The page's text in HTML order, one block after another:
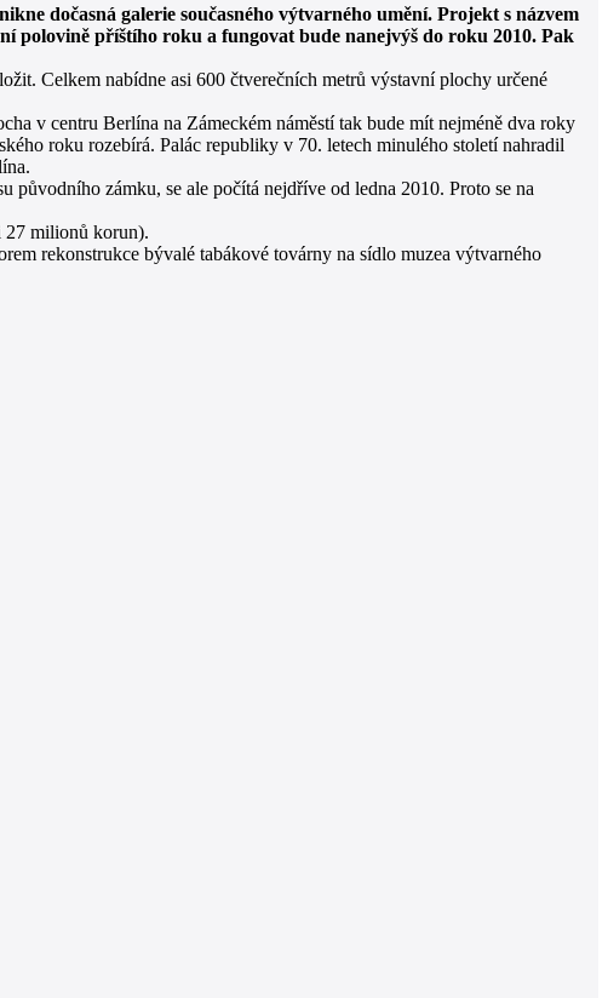
dočasná galerie současného výtvarného umění. Projekt s názvem
polovině příštího roku a fungovat bude nanejvýš do roku 2010. Pak
Celkem nabídne asi 600 čtverečních metrů výstavní plochy určené
v centru Berlína na Zámeckém náměstí tak bude mít nejméně dva roky
roku rozebírá. Palác republiky v 70. letech minulého století nahradil
zámku, se ale počítá nejdříve od ledna 2010. Proto se na
27 milionů korun).
rekonstrukce bývalé tabákové továrny na sídlo muzea výtvarného